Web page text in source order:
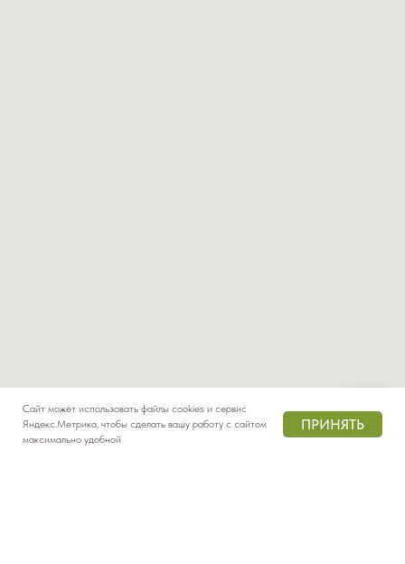
Сайт может использовать файлы cookies и сервис
Яндекс.Метрика, чтобы сделать вашу работу с сайтом
максимально удобной
ПРИНЯТЬ